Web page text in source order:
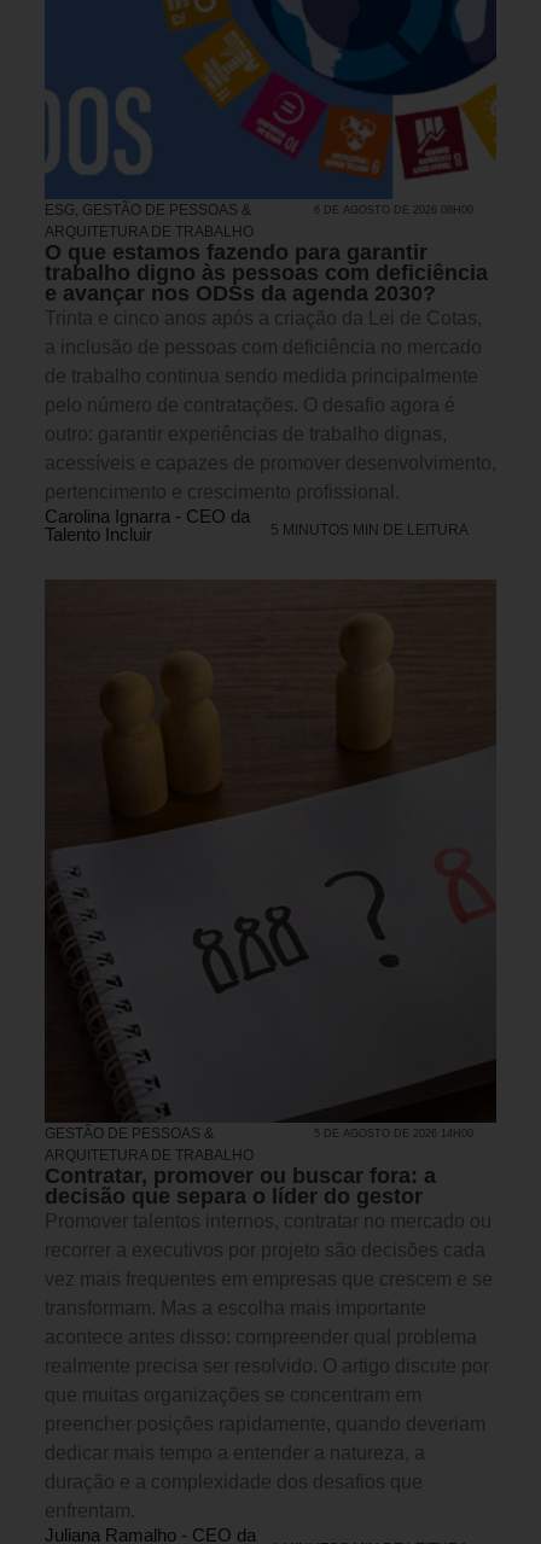
ESG GESTÃO DE PESSOAS &
ARQUITETURA DE TRABALHO
6 DE AGOSTO DE 2026 08H00
O que estamos fazendo para garantir
trabalho digno às pessoas com deficiência
e avançar nos ODSs da agenda 2030?
Trinta e cinco anos após a criação da Lei de Cotas,
a inclusão de pessoas com deficiência no mercado
de trabalho continua sendo medida principalmente
pelo número de contratações. O desafio agora é
outro: garantir experiências de trabalho dignas,
acessíveis e capazes de promover desenvolvimento,
pertencimento e crescimento profissional.
Carolina Ignarra - CEO da
Talento Incluir
5 MINUTOS MIN DE LEITURA
GESTÃO DE PESSOAS &
ARQUITETURA DE TRABALHO
5 DE AGOSTO DE 2026 14H00
Contratar, promover ou buscar fora: a
decisão que separa o líder do gestor
Promover talentos internos, contratar no mercado ou
recorrer a executivos por projeto são decisões cada
vez mais frequentes em empresas que crescem e se
transformam. Mas a escolha mais importante
acontece antes disso: compreender qual problema
realmente precisa ser resolvido. O artigo discute por
que muitas organizações se concentram em
preencher posições rapidamente, quando deveriam
dedicar mais tempo a entender a natureza, a
duração e a complexidade dos desafios que
enfrentam.
Juliana Ramalho - CEO da